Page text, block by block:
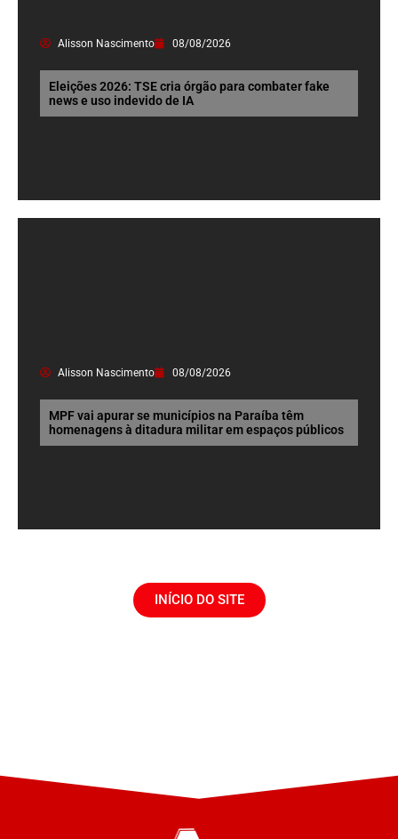
Alisson Nascimento 08/08/2026
Eleições 2026: TSE cria órgão para combater fake
news e uso indevido de IA
Alisson Nascimento 08/08/2026
MPF vai apurar se municípios na Paraíba têm
homenagens à ditadura militar em espaços públicos
INÍCIO DO SITE